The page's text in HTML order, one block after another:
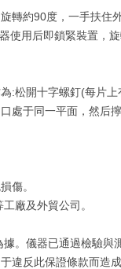
轉約90度，一手扶住
使用后即鎖緊裝置，
:松開十字螺釘(每片
處于同一平面，然后擰
傷。
廠及外貿公司。
。儀器已通過檢驗與
違反此保證條款而